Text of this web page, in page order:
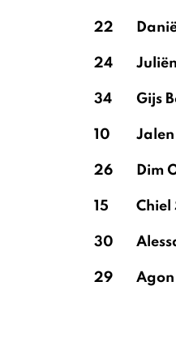
22
24
34 Gijs
10
26 Dim
15 Chiel
30
29